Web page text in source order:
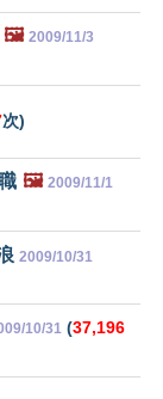
🖼️ 2009/11/3
次)
🖼️ 2009/11/1
2009/10/31
10/31 (37,196